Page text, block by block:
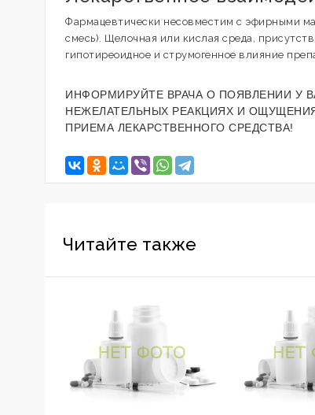
Фармацевтически несовместим с эфирными
смесь). Щелочная или кислая среда,
гипотиреоидное и струмогенное влияние
ИНФОРМИРУЙТЕ ВРАЧА О ПОЯВЛЕНИИ У
НЕЖЕЛАТЕЛЬНЫХ РЕАКЦИЯХ И
ПРИЕМА ЛЕКАРСТВЕННОГО СРЕДСТВА!
Читайте также